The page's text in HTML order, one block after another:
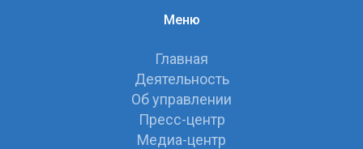
Меню
Главная
Деятельность
Об управлении
Пресс-центр
Медиа-центр